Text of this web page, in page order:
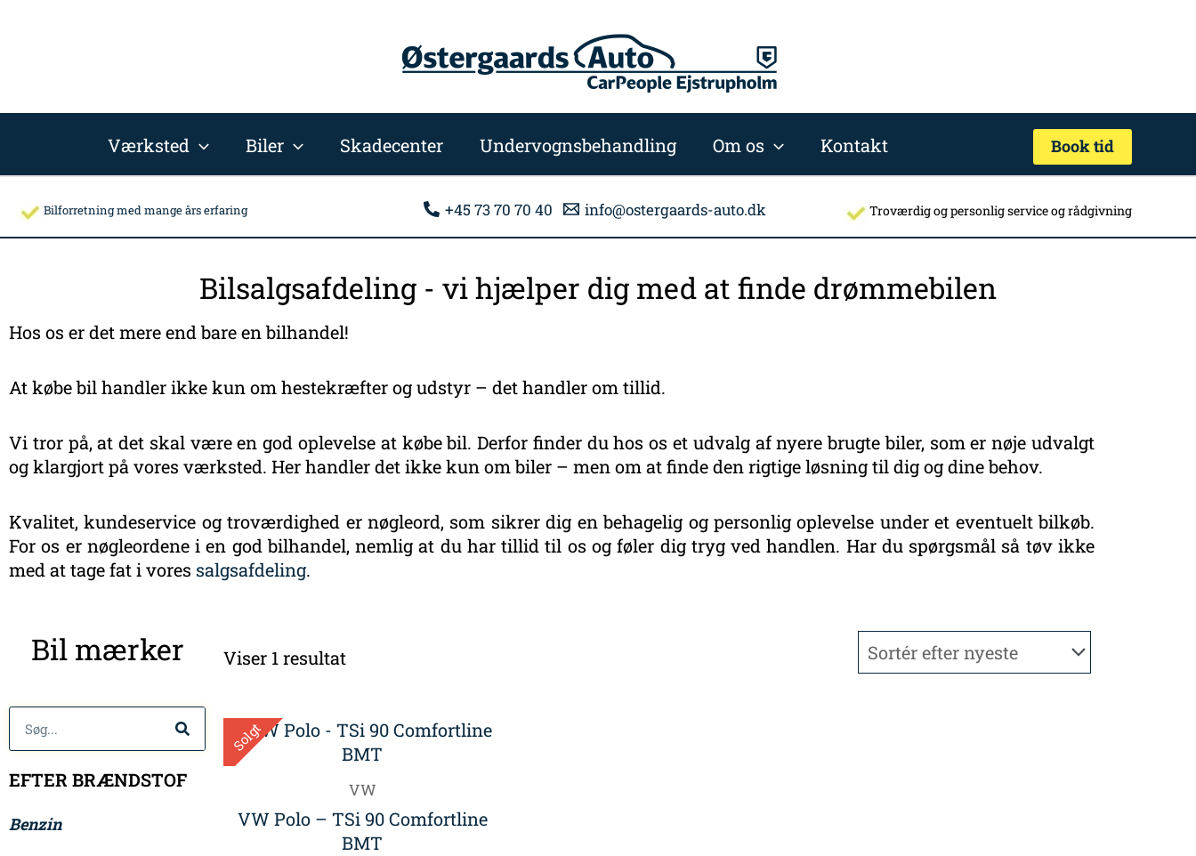
Værksted Biler Skadecenter Undervognsbehandling Om os Kontakt Book tid
Bilforretning med mange års erfaring +45 73 70 70 40 info@ostergaards-auto.dk Troværdig og personlig service og rådgivning
Bilsalgsafdeling - vi hjælper dig med at finde drømmebilen
Hos os er det mere end bare en bilhandel!
At købe bil handler ikke kun om hestekræfter og udstyr – det handler om tillid.
Vi tror på, at det skal være en god oplevelse at købe bil. Derfor finder du hos os et udvalg af nyere brugte biler, som er nøje udvalgt
og klargjort på vores værksted. Her handler det ikke kun om biler – men om at finde den rigtige løsning til dig og dine behov.
Kvalitet, kundeservice og troværdighed er nøgleord, som sikrer dig en behagelig og personlig oplevelse under et eventuelt bilkøb.
For os er nøgleordene i en god bilhandel, nemlig at du har tillid til os og føler dig tryg ved handlen. Har du spørgsmål så tøv ikke
med at tage fat i vores salgsafdeling.
Bil mærker
Søg
EFTER BRÆNDSTOF
Benzin
Viser 1 resultat
Solgt
VW
VW Polo – TSi 90 Comfortline
BMT